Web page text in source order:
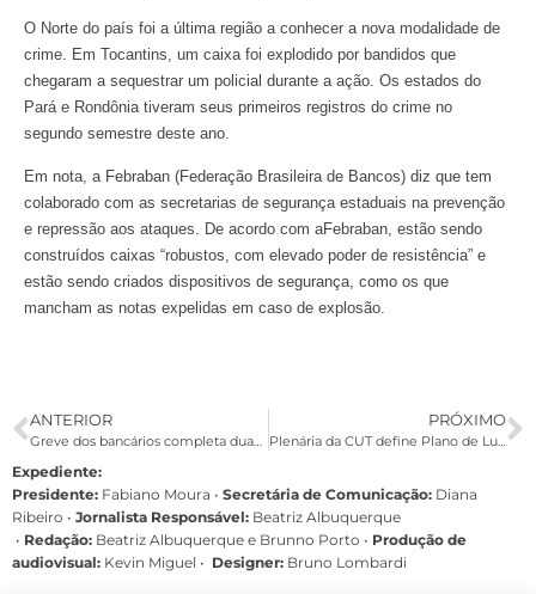
O Norte do país foi a última região a conhecer a nova modalidade de
crime. Em Tocantins, um caixa foi explodido por bandidos que
chegaram a sequestrar um policial durante a ação. Os estados do
Pará e Rondônia tiveram seus primeiros registros do crime no
segundo semestre deste ano.
Em nota, a Febraban (Federação Brasileira de Bancos) diz que tem
colaborado com as secretarias de segurança estaduais na prevenção
e repressão aos ataques. De acordo com aFebraban, estão sendo
construídos caixas “robustos, com elevado poder de resistência” e
estão sendo criados dispositivos de segurança, como os que
mancham as notas expelidas em caso de explosão.
ANTERIOR
Greve dos bancários completa duas semanas e segue forte
PRÓXIMO
Plenária da CUT define Plano de Lutas e data do Congresso Nacional
Expediente:
Presidente: Fabiano Moura • Secretária de Comunicação: Diana
Ribeiro • Jornalista Responsável: Beatriz Albuquerque
• Redação: Beatriz Albuquerque e Brunno Porto • Produção de
audiovisual: Kevin Miguel • Designer: Bruno Lombardi